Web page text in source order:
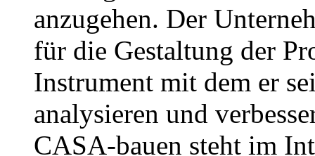
anzugehen. Der
für die Gestaltung der
Instrument mit dem er
analysieren und
CASA-bauen steht im